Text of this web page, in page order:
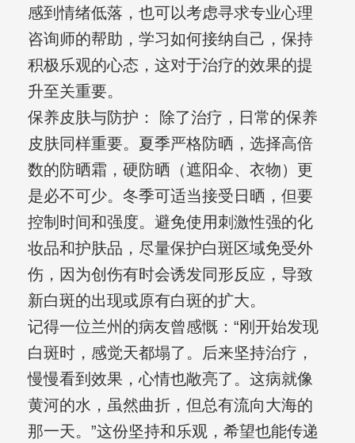
感到情绪低落，也可以考虑寻求专业心理
咨询师的帮助，学习如何接纳自己，保持
积极乐观的心态，这对于治疗的效果的提
升至关重要。
保养皮肤与防护： 除了治疗，日常的保养
皮肤同样重要。夏季严格防晒，选择高倍
数的防晒霜，硬防晒（遮阳伞、衣物）更
是必不可少。冬季可适当接受日晒，但要
控制时间和强度。避免使用刺激性强的化
妆品和护肤品，尽量保护白斑区域免受外
伤，因为创伤有时会诱发同形反应，导致
新白斑的出现或原有白斑的扩大。
记得一位兰州的病友曾感慨：“刚开始发现
白斑时，感觉天都塌了。后来坚持治疗，
慢慢看到效果，心情也敞亮了。这病就像
黄河的水，虽然曲折，但总有流向大海的
那一天。”这份坚持和乐观，希望也能传递